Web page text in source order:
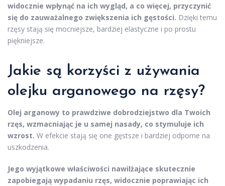
widocznie wpłynąć na ich wygląd, a co więcej, przyczynić
się do zauważalnego zwiększenia ich gęstości. Dzięki temu
rzęsy stają się mocniejsze, bardziej elastyczne i po prostu
piękniejsze.
Jakie są korzyści z używania
olejku arganowego na rzęsy?
Olej arganowy to prawdziwe dobrodziejstwo dla Twoich
rzęs, wzmacniając je u samej nasady, co stymuluje ich
wzrost. W efekcie stają się one gęstsze i bardziej odporne na
uszkodzenia.
Jego wyjątkowe właściwości nawilżające skutecznie
zapobiegają wypadaniu rzęs, widocznie poprawiając ich